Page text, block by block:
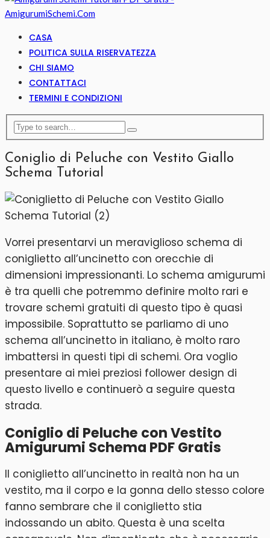
CASA
POLITICA SULLA RISERVATEZZA
CHI SIAMO
CONTATTACI
TERMINI E CONDIZIONI
Coniglio di Peluche con Vestito Giallo
Schema Tutorial
Vorrei presentarvi un meraviglioso schema di
coniglietto all’uncinetto con orecchie di
dimensioni impressionanti. Lo schema amigurumi
è tra quelli che potremmo definire molto rari e
trovare schemi gratuiti di questo tipo è quasi
impossibile. Soprattutto se parliamo di uno
schema all’uncinetto in italiano, è molto raro
imbattersi in questi tipi di schemi. Ora voglio
presentare ai miei preziosi follower design di
questo livello e continuerò a seguire questa
strada.
Coniglio di Peluche con Vestito
Amigurumi Schema PDF Gratis
Il coniglietto all’uncinetto in realtà non ha un
vestito, ma il corpo e la gonna dello stesso colore
fanno sembrare che il coniglietto stia
indossando un abito. Questa è una scelta